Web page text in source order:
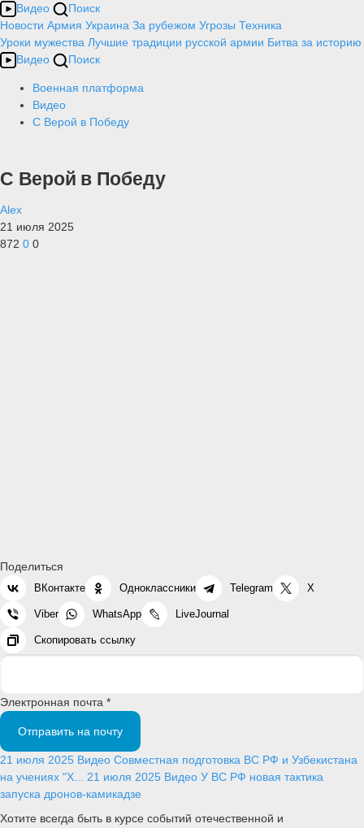
Видео
Поиск
Новости Армия Украина За рубежом Угрозы Техника
Уроки мужества Лучшие традиции русской армии Битва за историю
Видео
Поиск
Военная платформа
Видео
С Верой в Победу
С Верой в Победу
Alex
21 июля 2025
872 0 0
Поделиться
ВКонтакте Одноклассники Telegram X
Viber WhatsApp LiveJournal
Скопировать ссылку
Электронная почта *
Отправить на почту
21 июля 2025 Видео Совместная подготовка ВС РФ и Узбекистана
на учениях "Х... 21 июля 2025 Видео У ВС РФ новая тактика
запуска дронов-камикадзе
Хотите всегда быть в курсе событий отечественной и